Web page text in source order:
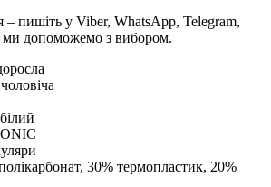
пишіть у Viber, WhatsApp, Telegram,
ми допоможемо з вибором.
30% термопластик, 20%